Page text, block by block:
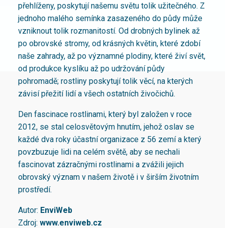
přehlíženy, poskytují našemu světu tolik užitečného. Z
jednoho malého semínka zasazeného do půdy může
vzniknout tolik rozmanitostí. Od drobných bylinek až
po obrovské stromy, od krásných květin, které zdobí
naše zahrady, až po významné plodiny, které živí svět,
od produkce kyslíku až po udržování půdy
pohromadě; rostliny poskytují tolik věcí, na kterých
závisí přežití lidí a všech ostatních živočichů.
Den fascinace rostlinami, který byl založen v roce
2012, se stal celosvětovým hnutím, jehož oslav se
každé dva roky účastní organizace z 56 zemí a který
povzbuzuje lidi na celém světě, aby se nechali
fascinovat zázračnými rostlinami a zvážili jejich
obrovský význam v našem životě i v širším životním
prostředí.
Autor: EnviWeb
Zdroj: www.enviweb.cz